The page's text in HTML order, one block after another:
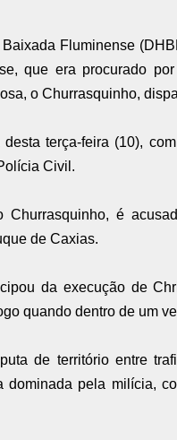
Fluminense
que era procurado
o Churrasquinho,
terça-feira (10),
Civil.
Churrasquinho, é
de Caxias.
da execução de
quando dentro de um
de território entre
dominada pela milícia,